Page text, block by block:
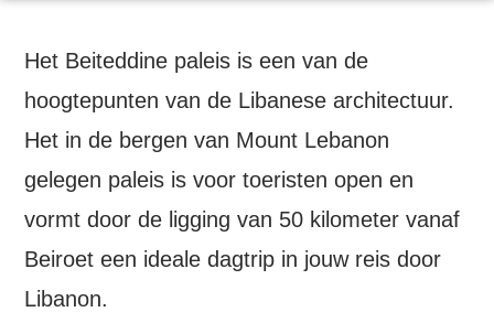
Het Beiteddine paleis is een van de
hoogtepunten van de Libanese architectuur.
Het in de bergen van Mount Lebanon
gelegen paleis is voor toeristen open en
vormt door de ligging van 50 kilometer vanaf
Beiroet een ideale dagtrip in jouw reis door
Libanon.